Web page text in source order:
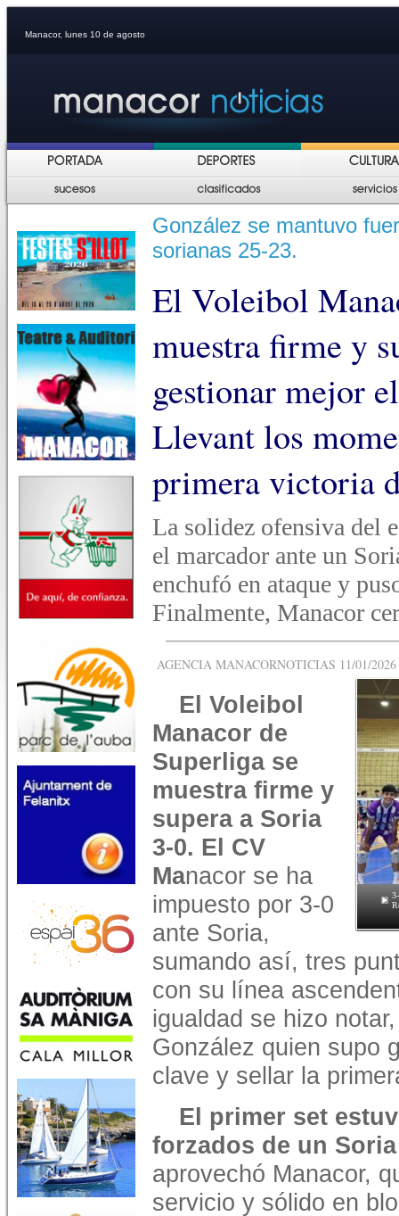
Manacor, lunes 10 de agosto
González se mantuvo
sorianas 25-23.
El Voleibol
muestra firme y
gestionar mejor
Llevant los
primera victoria
La solidez ofensiva del
el marcador ante un
enchufó en ataque y
Finalmente, Manacor
AGENCIA MANACORNOTICIAS 11/01/
El Voleibol
Manacor de
Superliga se
muestra firme y
supera a Soria
3-0. El CV
Manacor se ha
impuesto por 3-0
ante Soria,
sumando así, tres
con su línea
igualdad se hizo
González quien supo
clave y sellar la
El primer set
forzados de un
aprovechó Manacor,
servicio y sólido en